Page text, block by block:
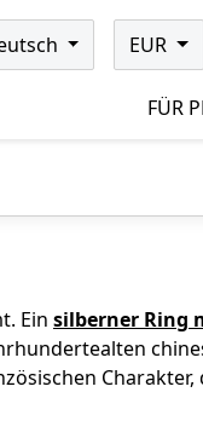
EUR
FÜR
Ein silberner Ring